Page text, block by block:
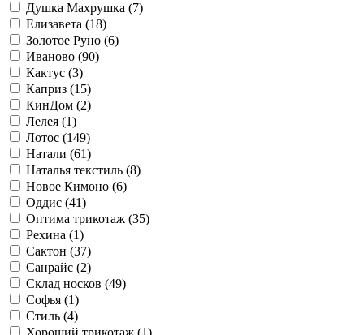
Душка Махрушка (7)
Елизавета (18)
Золотое Руно (6)
Иваново (90)
Кактус (3)
Каприз (15)
КинДом (2)
Лелея (1)
Лотос (149)
Натали (61)
Наталья текстиль (8)
Новое Кимоно (6)
Оддис (41)
Оптима трикотаж (35)
Рехина (1)
Сактон (37)
Санрайс (2)
Склад носков (49)
Софья (1)
Стиль (4)